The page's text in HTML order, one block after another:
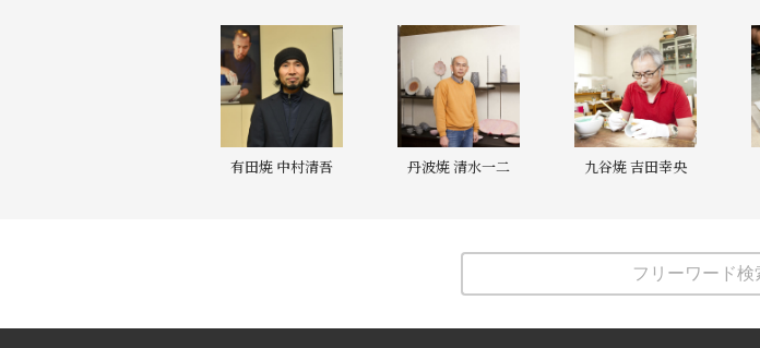
有田焼 中村清吾 丹波焼 清水一二 九谷焼 吉田幸央